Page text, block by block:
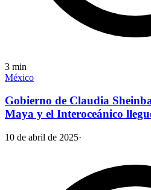
3 min
México
Gobierno de Claudia
Maya y el Interoceánico
10 de abril de 2025·